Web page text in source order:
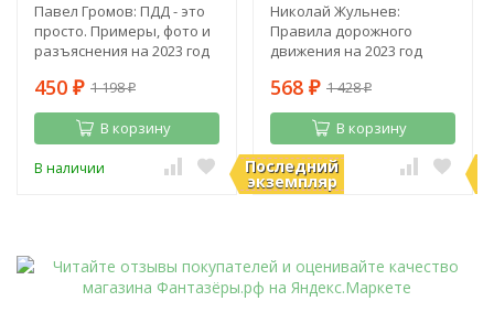
Павел Громов: ПДД - это
просто. Примеры, фото и
разъяснения на 2023 год
450 ₽ 1 198₽
В корзину
В наличии Последний
экземпляр
Николай Жульнев:
Правила дорожного
движения на 2023 год
568 ₽ 1 428₽
В корзину
В наличии